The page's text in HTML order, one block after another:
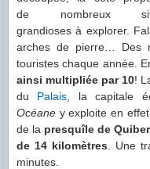
de nombreux
grandioses à explorer.
arches de pierre… Des
touristes chaque année.
ainsi multipliée par 10!
du Palais , la capitale
Océane y exploite en
de la presquîle de
de 14 kilomètres . Une
minutes.